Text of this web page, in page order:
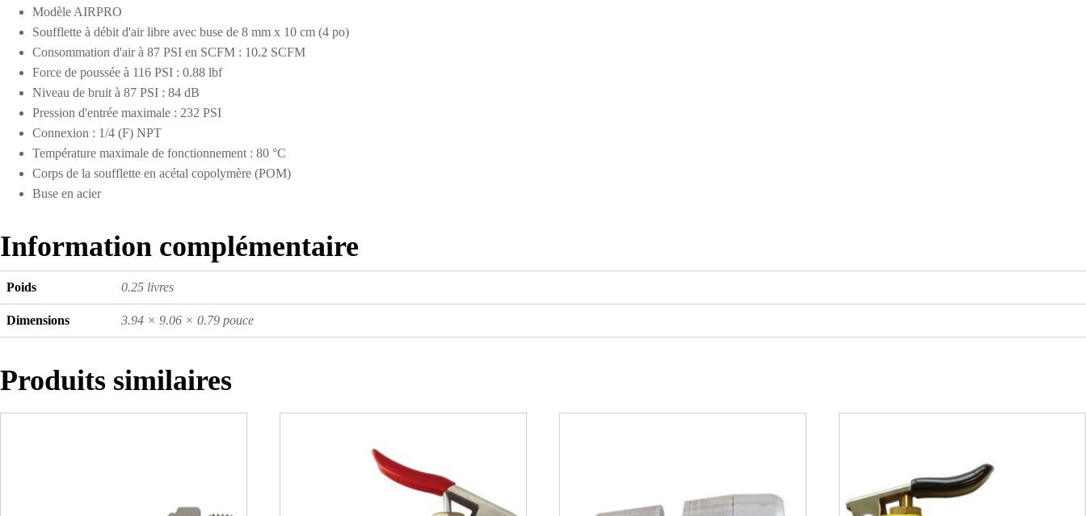
Modèle AIRPRO
Soufflette à débit d'air libre avec buse de 8 mm x 10 cm (4 po)
Consommation d'air à 87 PSI en SCFM : 10.2 SCFM
Force de poussée à 116 PSI : 0.88 lbf
Niveau de bruit à 87 PSI : 84 dB
Pression d'entrée maximale : 232 PSI
Connexion : 1/4 (F) NPT
Température maximale de fonctionnement : 80 °C
Corps de la soufflette en acétal copolymère (POM)
Buse en acier
Information complémentaire
Poids 0.25 livres
Dimensions 3.94 × 9.06 × 0.79 pouce
Produits similaires